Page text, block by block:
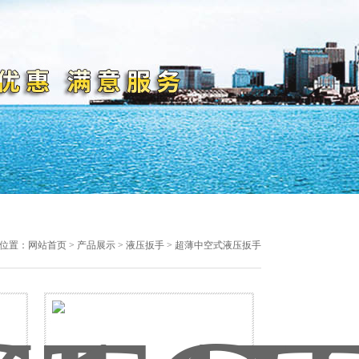
置： 网站首页 > 产品展示 > 液压扳手 > 超薄中空式液压扳手